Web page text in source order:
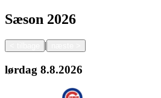
Sæson 2026
|
lørdag 8.8.2026